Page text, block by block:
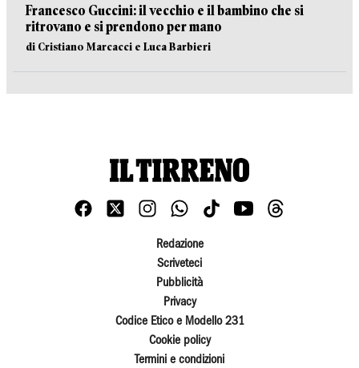
Francesco Guccini: il vecchio e il bambino che si
ritrovano e si prendono per mano
di Cristiano Marcacci e Luca Barbieri
Redazione
Scriveteci
Pubblicità
Privacy
Codice Etico e Modello 231
Cookie policy
Termini e condizioni